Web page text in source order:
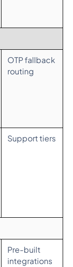
OTP fallback
routing
Support tiers
Pre-built
integrations